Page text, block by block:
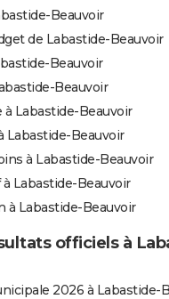
Beauvoir
de Labastide-Beauvoir
Beauvoir
Beauvoir
à Labastide-Beauvoir
Labastide-Beauvoir
à Labastide-Beauvoir
Labastide-Beauvoir
à Labastide-Beauvoir
officiels à
2026 à Labastide-